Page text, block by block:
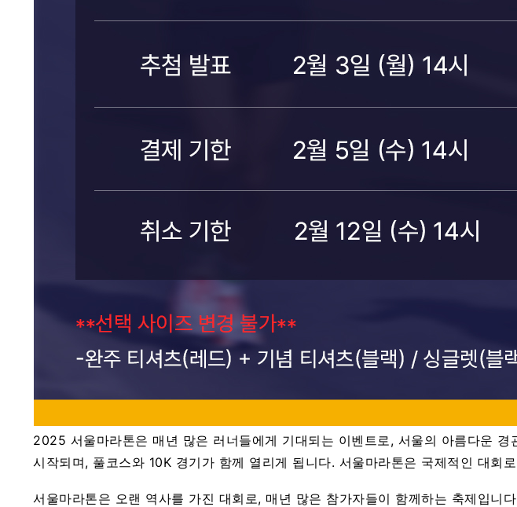
2025 서울마라톤은 매년 많은 러너들에게 기대되는 이벤트로, 서울의 아름다운
시작되며, 풀코스와 10K 경기가 함께 열리게 됩니다. 서울마라톤은 국제적인 대
서울마라톤은 오랜 역사를 가진 대회로, 매년 많은 참가자들이 함께하는 축제입